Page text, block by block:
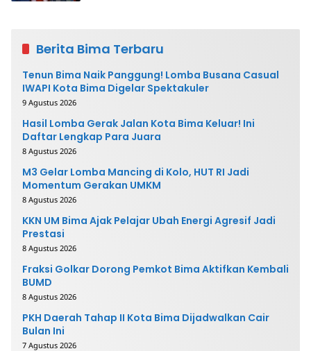
Berita Bima Terbaru
Tenun Bima Naik Panggung! Lomba Busana Casual
IWAPI Kota Bima Digelar Spektakuler
9 Agustus 2026
Hasil Lomba Gerak Jalan Kota Bima Keluar! Ini
Daftar Lengkap Para Juara
8 Agustus 2026
M3 Gelar Lomba Mancing di Kolo, HUT RI Jadi
Momentum Gerakan UMKM
8 Agustus 2026
KKN UM Bima Ajak Pelajar Ubah Energi Agresif Jadi
Prestasi
8 Agustus 2026
Fraksi Golkar Dorong Pemkot Bima Aktifkan Kembali
BUMD
8 Agustus 2026
PKH Daerah Tahap II Kota Bima Dijadwalkan Cair
Bulan Ini
7 Agustus 2026